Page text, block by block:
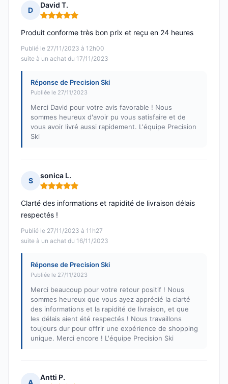
D
David T.
Note : 5 sur 5
Publié le 27/11/2023 à 12h00
suite à un achat du 17/11/2023
Produit conforme très bon prix et reçu en 24 heures
Réponse de Precision Ski
Publiée le 27/11/2023
Merci David pour votre avis favorable ! Nous
sommes heureux d'avoir pu vous satisfaire et de
vous avoir livré aussi rapidement. L'équipe Precision
Ski
S
sonica L.
Note : 5 sur 5
Publié le 27/11/2023 à 11h27
suite à un achat du 16/11/2023
Clarté des informations et rapidité de livraison délais
respectés !
Réponse de Precision Ski
Publiée le 27/11/2023
Merci beaucoup pour votre retour positif ! Nous
sommes heureux que vous ayez apprécié la clarté
des informations et la rapidité de livraison, et que
les délais aient été respectés ! Nous travaillons
toujours dur pour offrir une expérience de shopping
unique. Merci encore ! L'équipe Precision Ski
Antti P.